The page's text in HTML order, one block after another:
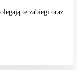
te zabiegi oraz